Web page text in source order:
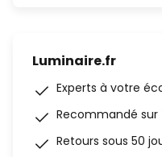
Luminaire.fr
Experts à votre
Recommandé sur
Retours sous 50